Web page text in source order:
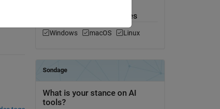
Plateformes compatibles
Windows macOS Linux